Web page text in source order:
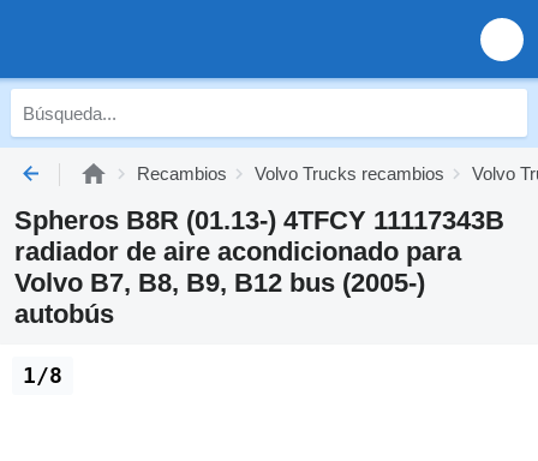
Recambios Volvo Trucks recambios Volvo
Spheros B8R (01.13-) 4TFCY 11117343B
radiador de aire acondicionado para
Volvo B7, B8, B9, B12 bus (2005-)
autobús
1/8